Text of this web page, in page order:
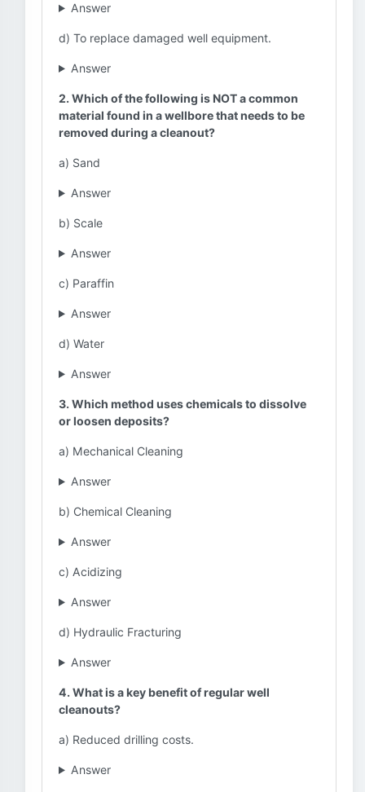
Answer
d) To replace damaged well equipment.
Answer
2. Which of the following is NOT a common
material found in a wellbore that needs to be
removed during a cleanout?
a) Sand
Answer
b) Scale
Answer
c) Paraffin
Answer
d) Water
Answer
3. Which method uses chemicals to dissolve
or loosen deposits?
a) Mechanical Cleaning
Answer
b) Chemical Cleaning
Answer
c) Acidizing
Answer
d) Hydraulic Fracturing
Answer
4. What is a key benefit of regular well
cleanouts?
a) Reduced drilling costs.
Answer